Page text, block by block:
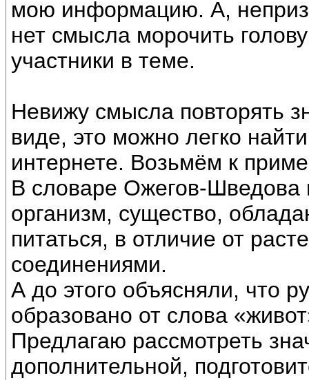
мою информацию. А,
нет смысла морочить
участники в теме.
Невижу смысла повторять
виде, это можно легко
интернете. Возьмём к
В словаре Ожегов-
организм, существо,
питаться, в отличие от
соединениями.
А до этого объясняли, что
образовано от слова
Предлагаю рассмотреть
дополнительной,